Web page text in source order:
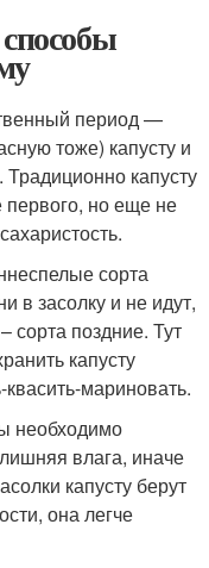
период —
тоже) капусту и
Традиционно капусту
первого, но еще не
сорта
в засолку и не идут,
сорта поздние. Тут
капусту
мариновать.
необходимо
влага, иначе
капусту берут
она легче